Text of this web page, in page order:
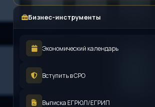
Бизнес-инструменты
Экономический календарь
Вступить в СРО
Выписка ЕГРЮЛ/ЕГРИП